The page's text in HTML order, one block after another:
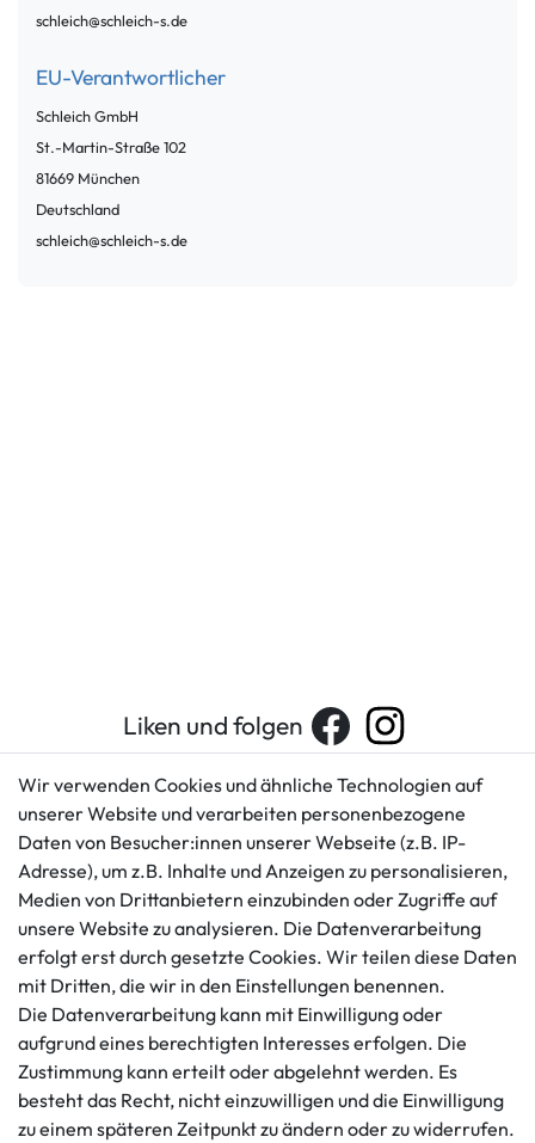
schleich@schleich-s.de
EU-Verantwortlicher
Schleich GmbH
St.-Martin-Straße102
81669 München
Deutschland
schleich@schleich-s.de
Liken und folgen
Kundenservice
+49 421 596586
Mo. - Fr. 9 - 16 Uhr
info@gameworld.de
Kontaktformular
Rechtliches
AGB
Impressum
Datenschutzerklärung
Barrierefreiheitserklärung
Widerrufs­recht
Vertrag widerrufen
Informationen
Ankauf
Über uns
Zahlungsmöglichkeiten
Wir verwenden Cookies und ähnliche Technologien auf
unserer Website und verarbeiten personenbezogene
Daten von Besucher:innen unserer Webseite (z.B. IP-
Adresse), um z.B. Inhalte und Anzeigen zu personalisieren,
Medien von Drittanbietern einzubinden oder Zugriffe auf
unsere Website zu analysieren. Die Datenverarbeitung
erfolgt erst durch gesetzte Cookies. Wir teilen diese Daten
mit Dritten, die wir in den Einstellungen benennen.
Die Datenverarbeitung kann mit Einwilligung oder
aufgrund eines berechtigten Interesses erfolgen. Die
Zustimmung kann erteilt oder abgelehnt werden. Es
besteht das Recht, nicht einzuwilligen und die Einwilligung
zu einem späteren Zeitpunkt zu ändern oder zu widerrufen.